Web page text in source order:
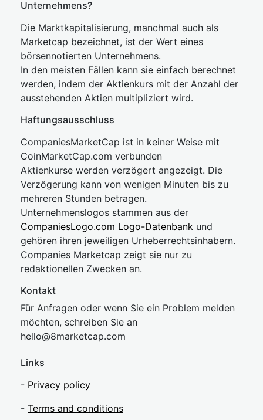
Unternehmens?
Die Marktkapitalisierung, manchmal auch als
Marketcap bezeichnet, ist der Wert eines
börsennotierten Unternehmens.
In den meisten Fällen kann sie einfach berechnet
werden, indem der Aktienkurs mit der Anzahl der
ausstehenden Aktien multipliziert wird.
Haftungsausschluss
CompaniesMarketCap ist in keiner Weise mit
CoinMarketCap.com verbunden
Aktienkurse werden verzögert angezeigt. Die
Verzögerung kann von wenigen Minuten bis zu
mehreren Stunden betragen.
Unternehmenslogos stammen aus der
CompaniesLogo.com Logo-Datenbank und
gehören ihren jeweiligen Urheberrechtsinhabern.
Companies Marketcap zeigt sie nur zu
redaktionellen Zwecken an.
Kontakt
Für Anfragen oder wenn Sie ein Problem melden
möchten, schreiben Sie an
hello@8marketcap.com
Links
- Privacy policy
- Terms and conditions